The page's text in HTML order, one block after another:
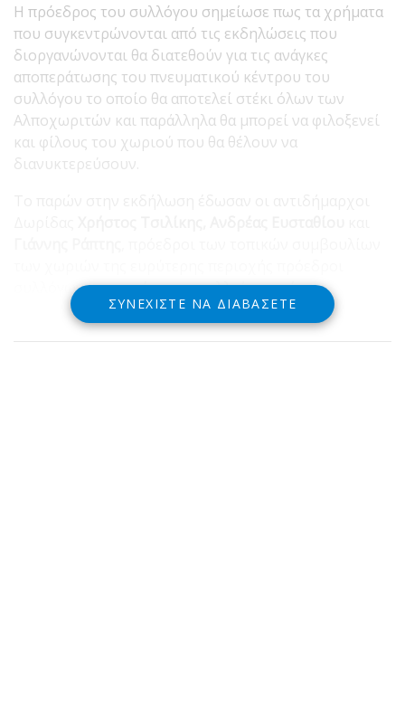
Η πρόεδρος του συλλόγου σημείωσε πως τα χρήματα
που συγκεντρώνονται από τις εκδηλώσεις που
διοργανώνονται θα διατεθούν για τις ανάγκες
αποπεράτωσης του πνευματικού κέντρου του
συλλόγου το οποίο θα αποτελεί στέκι όλων των
Αλποχωριτών και παράλληλα θα μπορεί να φιλοξενεί
και φίλους του χωριού που θα θέλουν να
διανυκτερεύσουν.
συλλόγων και φορέων και πολλοί επισκέπτες
ΣΥΝΕΧΊΣΤΕ ΝΑ ΔΙΑΒΆΣΕΤΕ